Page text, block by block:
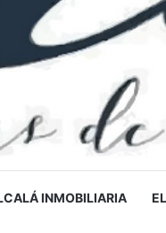
INMOBILIARIA